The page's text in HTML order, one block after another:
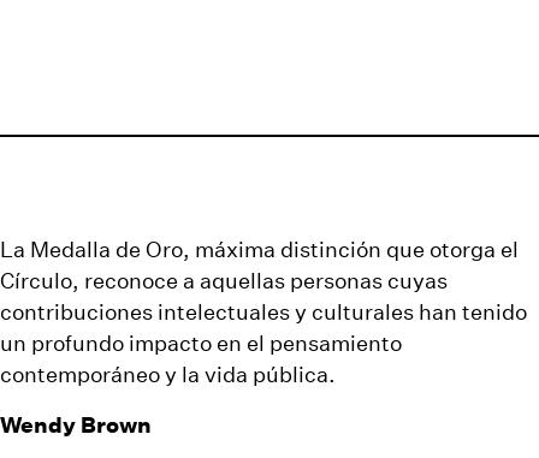
La Medalla de Oro, máxima distinción que otorga el
Círculo, reconoce a aquellas personas cuyas
contribuciones intelectuales y culturales han tenido
un profundo impacto en el pensamiento
contemporáneo y la vida pública.
Wendy Brown